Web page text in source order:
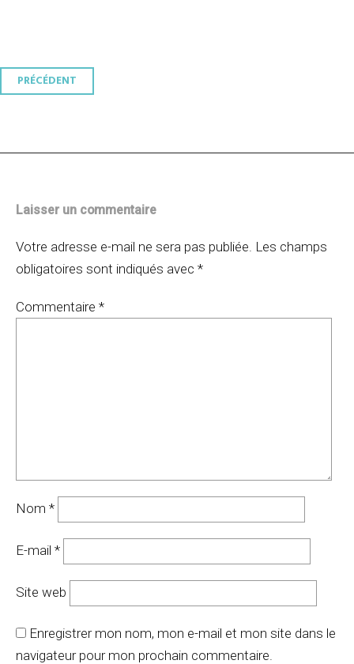
Navigation
PRÉCÉDENT
Laisser un commentaire
Votre adresse e-mail ne sera pas publiée. Les champs
obligatoires sont indiqués avec *
Commentaire *
Nom *
E-mail *
Site web
Enregistrer mon nom, mon e-mail et mon site dans le
navigateur pour mon prochain commentaire.